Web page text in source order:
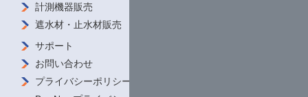
2023年7月7日
2023年7月4日
2023年7月11日～13日に福岡国際会議場で開催
計測機器販売
遮水材・ 止水材販売
サポート
お問い合わせ
プライバシーポリシー